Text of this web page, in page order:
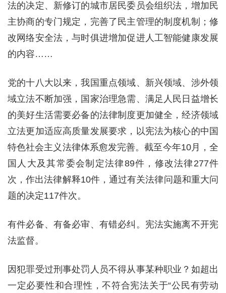
法的决定、新修订的城市居民委员会组织法，增加民
主协商的专门规定，完善了民主管理的制度机制；修
改网络安全法，与时俱进增加促进人工智能健康发展
的内容……
党的十八大以来，我国重点领域、新兴领域、涉外领
域立法不断加强，国家治理急需、满足人民日益增长
的美好生活需要必备的法律制度更加健全，经济领域
立法更加适应高质量发展要求，以宪法为核心的中国
特色社会主义法律体系愈发完善。截至今年10月，全
国人大及其常委会制定法律89件，修改法律277件
次，作出法律解释10件，通过有关法律问题和重大问
题的决定117件次。
有件必备、有备必审、有错必纠。宪法实施离不开宪
法监督。
因犯罪受过刑事处罚人员不得从事某种职业？如超出
一定必要性和合理性，不符合宪法关于“公民有劳动